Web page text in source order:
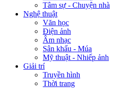
Tâm sự - Chuyện nhà
Nghệ thuật
Văn học
Điện ảnh
Âm nhạc
Sân khấu - Múa
Mỹ thuật - Nhiếp ảnh
Giải trí
Truyền hình
Thời trang